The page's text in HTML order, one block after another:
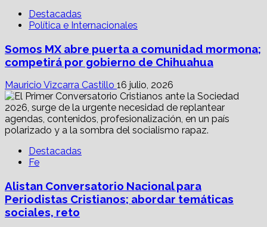
Destacadas
Política e Internacionales
Somos MX abre puerta a comunidad mormona;
competirá por gobierno de Chihuahua
Mauricio Vizcarra Castillo 16 julio, 2026
Destacadas
Fe
Alistan Conversatorio Nacional para
Periodistas Cristianos; abordar temáticas
sociales, reto